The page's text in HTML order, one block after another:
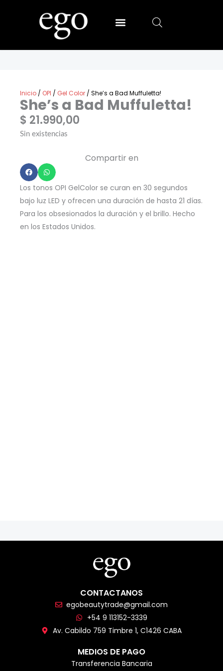
Inicio / OPI / Gel Color / She’s a Bad Muffuletta!
She’s a Bad Muffuletta!
$ 21.990,00
Sin existencias
Compartir en
Los tonos OPI GelColor se curan en 30 segundos
bajo luz LED y ofrecen una duración de hasta 21 días.
Para los obsesionados la duración y el brillo. Hecho
en los Estados Unidos.
CONTACTANOS
egobeautytrade@gmail.com
+54 9 113152-3339
Av. Cabildo 759 Timbre 1, C1426 CABA
MEDIOS DE PAGO
Transferencia Bancaria